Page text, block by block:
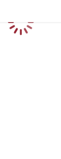
Caricamento